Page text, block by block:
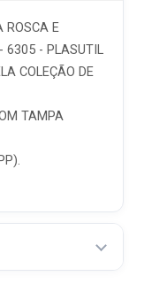
ROSCA E
6305 - PLASUTIL
COLEÇÃO DE
TAMPA